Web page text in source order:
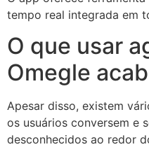
tempo real integrada em
O que usar
Omegle
Apesar disso, existem
os usuários conversem e
desconhecidos ao redor